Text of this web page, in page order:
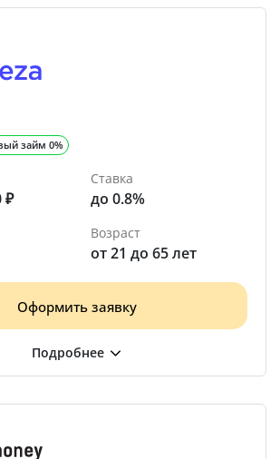
займ 0%
₽
Ставка
до 0.8%
Возраст
от 21 до 65 лет
Оформить заявку